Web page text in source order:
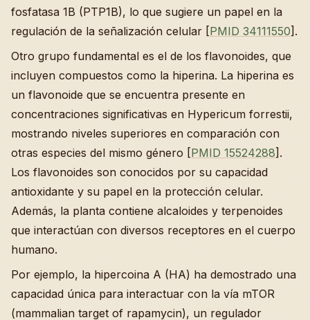
fosfatasa 1B (PTP1B), lo que sugiere un papel en la
regulación de la señalización celular [PMID 34111550].
Otro grupo fundamental es el de los flavonoides, que
incluyen compuestos como la hiperina. La hiperina es
un flavonoide que se encuentra presente en
concentraciones significativas en Hypericum forrestii,
mostrando niveles superiores en comparación con
otras especies del mismo género [PMID 15524288].
Los flavonoides son conocidos por su capacidad
antioxidante y su papel en la protección celular.
Además, la planta contiene alcaloides y terpenoides
que interactúan con diversos receptores en el cuerpo
humano.
Por ejemplo, la hipercoina A (HA) ha demostrado una
capacidad única para interactuar con la vía mTOR
(mammalian target of rapamycin), un regulador